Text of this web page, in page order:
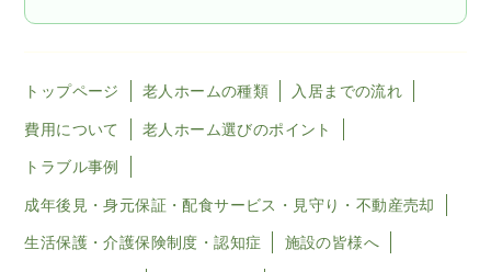
トップページ 老人ホームの種類 入居までの流れ
費用について 老人ホーム選びのポイント
トラブル事例
成年後見・身元保証・配食サービス・見守り・不動産売却
生活保護・介護保険制度・認知症 施設の皆様へ